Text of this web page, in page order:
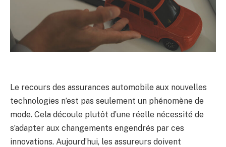
Le recours des assurances automobile aux nouvelles
technologies n’est pas seulement un phénomène de
mode. Cela découle plutôt d’une réelle nécessité de
s’adapter aux changements engendrés par ces
innovations. Aujourd’hui, les assureurs doivent